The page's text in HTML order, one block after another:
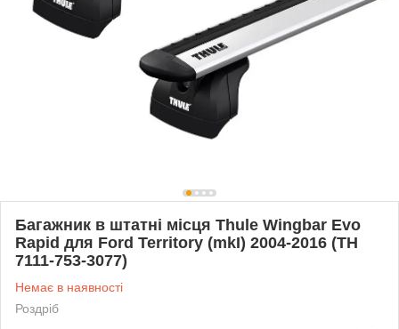
Багажник в штатні місця Thule Wingbar Evo
Rapid для Ford Territory (mkI) 2004-2016 (TH
7111-753-3077)
Немає в наявності
Роздріб